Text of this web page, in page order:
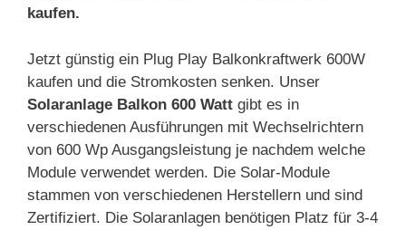
kaufen.
Jetzt günstig ein Plug Play Balkonkraftwerk 600W
kaufen und die Stromkosten senken. Unser
Solaranlage Balkon 600 Watt gibt es in
verschiedenen Ausführungen mit Wechselrichtern
von 600 Wp Ausgangsleistung je nachdem welche
Module verwendet werden. Die Solar-Module
stammen von verschiedenen Herstellern und sind
Zertifiziert. Die Solaranlagen benötigen Platz für 3-4